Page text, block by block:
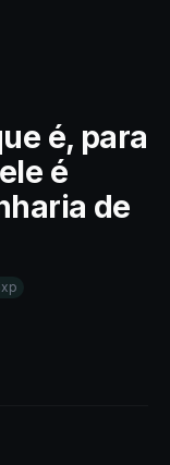
é, para
é
de